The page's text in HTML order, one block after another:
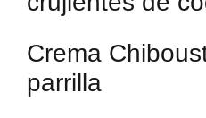
Crema
parrilla